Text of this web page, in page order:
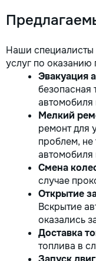
Наши специалисты
услуг по
Эвакуация
безопасная
автомобиля
Мелкий
ремонт для
проблем,
автомобиля
Смена
случае
Открытие
Вскрытие
оказались
Доставка
топлива в